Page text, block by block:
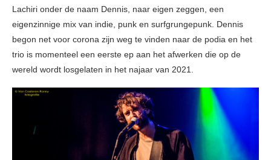
Lachiri onder de naam Dennis, naar eigen zeggen, een
eigenzinnige mix van indie, punk en surfgrungepunk. Dennis
begon net voor corona zijn weg te vinden naar de podia en het
trio is momenteel een eerste ep aan het afwerken die op de
wereld wordt losgelaten in het najaar van 2021.